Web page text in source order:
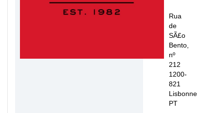
Rua
de
SÃ£o
Bento,
nº
212
1200-
821
Lisbonne
PT